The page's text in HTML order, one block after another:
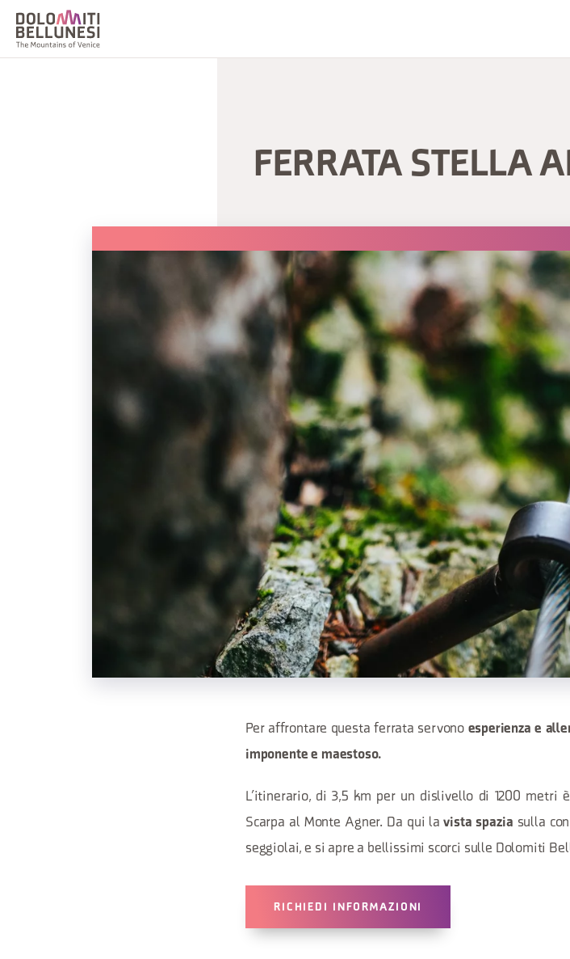
FERRATA STELLA
Per affrontare questa ferrata servono esperienza e
imponente e maestoso.
L’itinerario, di 3,5 km per un dislivello di 1200 metri
Scarpa al Monte Agner. Da qui la vista spazia sulla
seggiolai, e si apre a bellissimi scorci sulle Dolomiti
RICHIEDI INFORMAZIONI